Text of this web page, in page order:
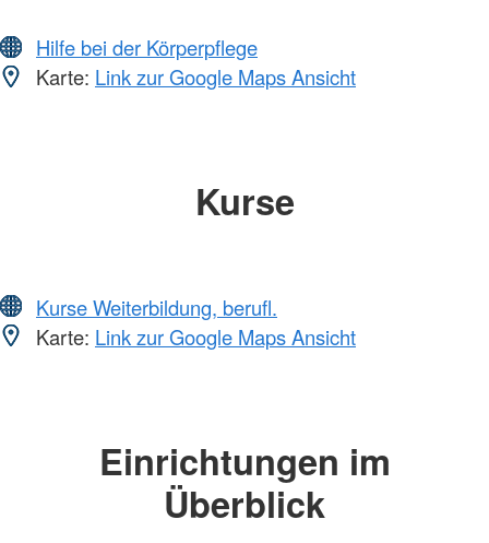
Hilfe bei der Körperpflege
Karte: Link zur Google Maps Ansicht
Kurse
Kurse Weiterbildung, berufl.
Karte: Link zur Google Maps Ansicht
Einrichtungen im
Überblick